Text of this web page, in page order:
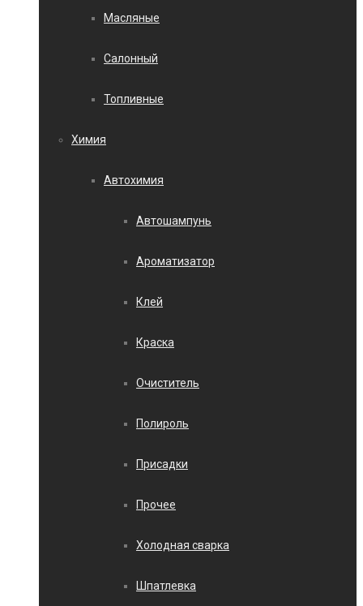
Масляные
Салонный
Топливные
Химия
Автохимия
Автошампунь
Ароматизатор
Клей
Краска
Очиститель
Полироль
Присадки
Прочее
Холодная сварка
Шпатлевка